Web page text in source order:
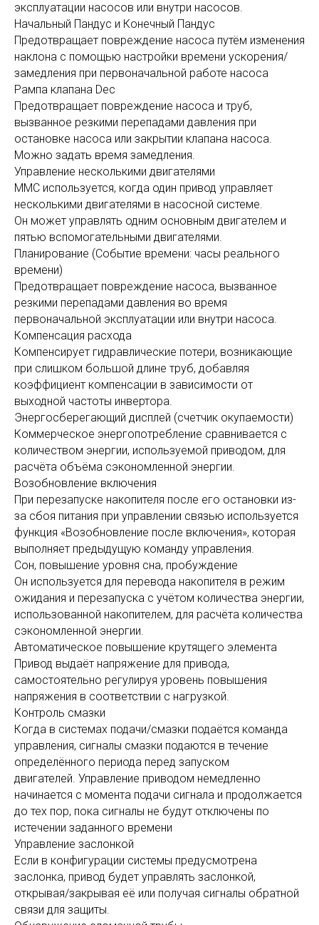
эксплуатации насосов или внутри насосов.
Начальный Пандус и Конечный Пандус
Предотвращает повреждение насоса путём изменения
наклона с помощью настройки времени ускорения/
замедления при первоначальной работе насоса
Рампа клапана Dec
Предотвращает повреждение насоса и труб,
вызванное резкими перепадами давления при
остановке насоса или закрытии клапана насоса.
Можно задать время замедления.
Управление несколькими двигателями
MMC используется, когда один привод управляет
несколькими двигателями в насосной системе.
Он может управлять одним основным двигателем и
пятью вспомогательными двигателями.
Планирование (Событие времени: часы реального
времени)
Предотвращает повреждение насоса, вызванное
резкими перепадами давления во время
первоначальной эксплуатации или внутри насоса.
Компенсация расхода
Компенсирует гидравлические потери, возникающие
при слишком большой длине труб, добавляя
коэффициент компенсации в зависимости от
выходной частоты инвертора.
Энергосберегающий дисплей (счетчик окупаемости)
Коммерческое энергопотребление сравнивается с
количеством энергии, используемой приводом, для
расчёта объёма сэкономленной энергии.
Возобновление включения
При перезапуске накопителя после его остановки из-
за сбоя питания при управлении связью используется
функция «Возобновление после включения», которая
выполняет предыдущую команду управления.
Сон, повышение уровня сна, пробуждение
Он используется для перевода накопителя в режим
ожидания и перезапуска с учётом количества энергии,
использованной накопителем, для расчёта количества
сэкономленной энергии.
Автоматическое повышение крутящего элемента
Привод выдаёт напряжение для привода,
самостоятельно регулируя уровень повышения
напряжения в соответствии с нагрузкой.
Контроль смазки
Когда в системах подачи/смазки подаётся команда
управления, сигналы смазки подаются в течение
определённого периода перед запуском
двигателей. Управление приводом немедленно
начинается с момента подачи сигнала и продолжается
до тех пор, пока сигналы не будут отключены по
истечении заданного времени
Управление заслонкой
Если в конфигурации системы предусмотрена
заслонка, привод будет управлять заслонкой,
открывая/закрывая её или получая сигналы обратной
связи для защиты.